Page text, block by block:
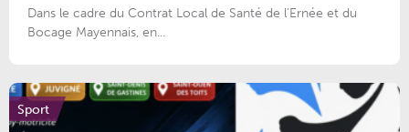
Dans le cadre du Contrat Local de Santé de l’Ernée et du
Bocage Mayennais, en...
Sport